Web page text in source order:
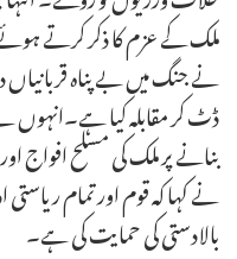
ملک کے عزم کا ذکر کرتے
نے جنگ میں بے پناہ قربانیاں
ڈٹ کر مقابلہ کیا
بنانے پر ملک کی مسلح افواج
نے کہا کہ قوم اور تمام
بالادستی کی حمایت کی ہے۔